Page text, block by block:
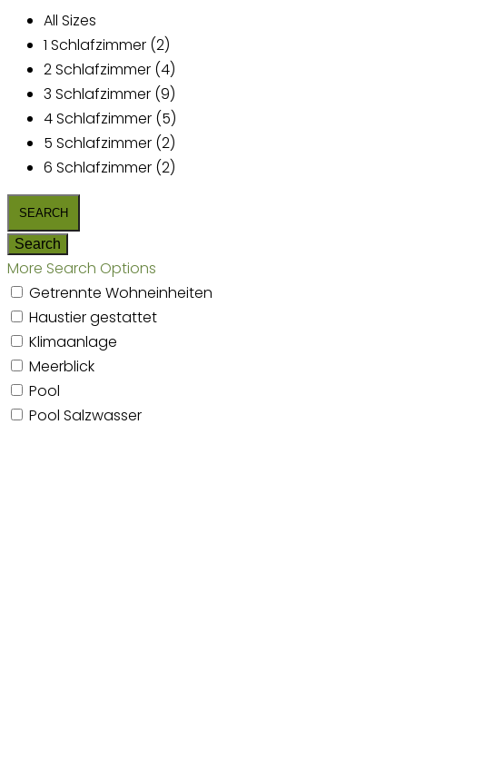
All Sizes
1 Schlafzimmer (2)
2 Schlafzimmer (4)
3 Schlafzimmer (9)
4 Schlafzimmer (5)
5 Schlafzimmer (2)
6 Schlafzimmer (2)
More Search Options
Getrennte Wohneinheiten
Haustier gestattet
Klimaanlage
Meerblick
Pool
Pool Salzwasser